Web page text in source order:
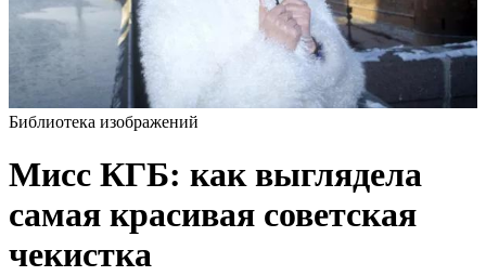
Библиотека изображений
Мисс КГБ: как выглядела
самая красивая советская
чекистка